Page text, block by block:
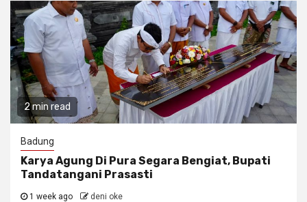
2 min read
Badung
Karya Agung Di Pura Segara Bengiat, Bupati
Tandatangani Prasasti
1 week ago deni oke